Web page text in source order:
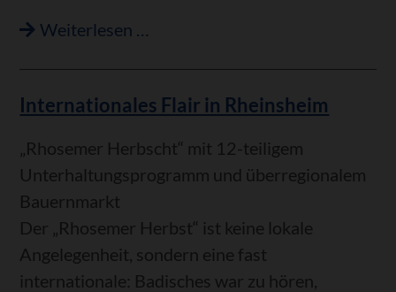
Weiterlesen …
der
Internationales Flair in Rheinsheim
„Rhosemer Herbscht“ mit 12-teiligem
Unterhaltungsprogramm und überregionalem
Bauernmarkt
Der „Rhosemer Herbst“ ist keine lokale
Angelegenheit, sondern eine fast
internationale: Badisches war zu hören,